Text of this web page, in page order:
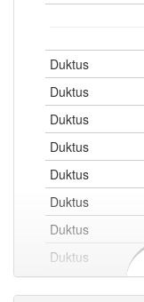
Duktus
Duktus
Duktus
Duktus
Duktus
Duktus
Duktus
Duktus